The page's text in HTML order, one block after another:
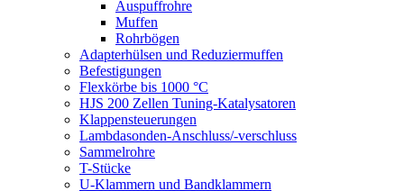
Auspuffrohre
Muffen
Rohrbögen
Adapterhülsen und Reduziermuffen
Befestigungen
Flexkörbe bis 1000 °C
HJS 200 Zellen Tuning-Katalysatoren
Klappensteuerungen
Lambdasonden-Anschluss/-verschluss
Sammelrohre
T-Stücke
U-Klammern und Bandklammern